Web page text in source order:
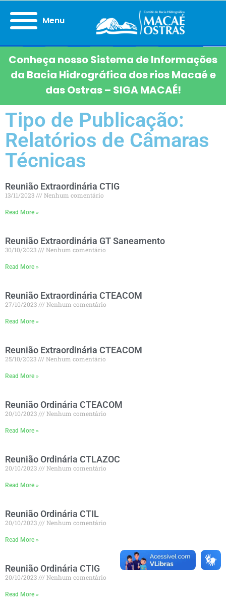
Menu
Conheça nosso Sistema de Informações
da Bacia Hidrográfica dos rios Macaé e
das Ostras – SIGA MACAÉ!
Tipo de Publicação:
Relatórios de Câmaras
Técnicas
Reunião Extraordinária CTIG
13/11/2023 Nenhum comentário
Read More »
Reunião Extraordinária GT Saneamento
30/10/2023 Nenhum comentário
Read More »
Reunião Extraordinária CTEACOM
27/10/2023 Nenhum comentário
Read More »
Reunião Extraordinária CTEACOM
25/10/2023 Nenhum comentário
Read More »
Reunião Ordinária CTEACOM
20/10/2023 Nenhum comentário
Read More »
Reunião Ordinária CTLAZOC
20/10/2023 Nenhum comentário
Read More »
Reunião Ordinária CTIL
20/10/2023 Nenhum comentário
Read More »
Reunião Ordinária CTIG
20/10/2023 Nenhum comentário
Read More »